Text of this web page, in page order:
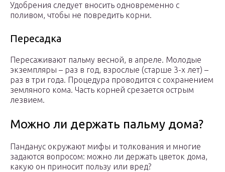
Удобрения следует вносить одновременно с
поливом, чтобы не повредить корни.
Пересадка
Пересаживают пальму весной, в апреле. Молодые
экземпляры – раз в год, взрослые (старше 3-х лет) –
раз в три года. Процедура проводится с сохранением
земляного кома. Часть корней срезается острым
лезвием.
Можно ли держать пальму дома?
Панданус окружают мифы и толкования и многие
задаются вопросом: можно ли держать цветок дома,
какую он приносит пользу или вред?